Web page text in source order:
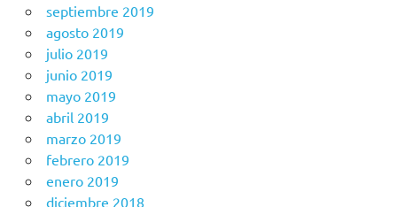
septiembre 2019
agosto 2019
julio 2019
junio 2019
mayo 2019
abril 2019
marzo 2019
febrero 2019
enero 2019
diciembre 2018